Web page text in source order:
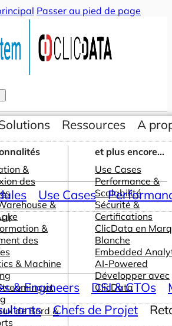
Passer au pied de page
&
des
&
&
des
& Machine
et
de Bord &
et plus encore...
Use Cases
Performance &
Scalabilité
Sécurité &
Certifications
ClicData en
Blanche
Embedded
AI-Powered
Développer avec
ClicData
Ressources A
Use Cases
& Engineers DSI & CTOs
Chefs de Projet